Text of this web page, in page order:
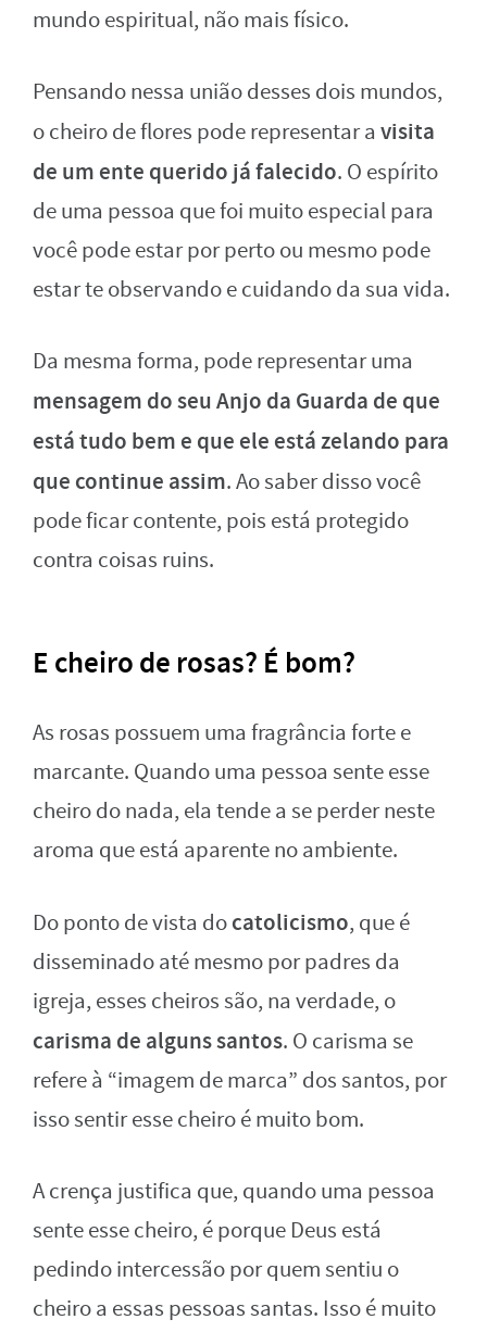
mundo espiritual, não mais físico.
Pensando nessa união desses dois mundos,
o cheiro de flores pode representar a visita
de um ente querido já falecido. O espírito
de uma pessoa que foi muito especial para
você pode estar por perto ou mesmo pode
estar te observando e cuidando da sua vida.
Da mesma forma, pode representar uma
mensagem do seu Anjo da Guarda de que
está tudo bem e que ele está zelando para
que continue assim. Ao saber disso você
pode ficar contente, pois está protegido
contra coisas ruins.
E cheiro de rosas? É bom?
As rosas possuem uma fragrância forte e
marcante. Quando uma pessoa sente esse
cheiro do nada, ela tende a se perder neste
aroma que está aparente no ambiente.
Do ponto de vista docatolicismo, que é
disseminado até mesmo por padres da
igreja, esses cheiros são, na verdade, o
carisma de alguns santos. O carisma se
refere à “imagem de marca” dos santos, por
isso sentir esse cheiro é muito bom.
A crença justifica que, quando uma pessoa
sente esse cheiro, é porque Deus está
pedindo intercessão por quem sentiu o
cheiro a essas pessoas santas. Isso é muito